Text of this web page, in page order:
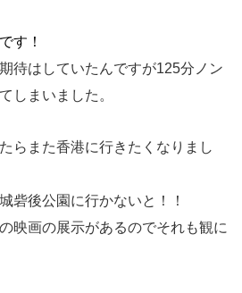
す！
待はしていたんですが125分ノン
しまいました。
らまた香港に行きたくなりまし
砦後公園に行かないと！！
映画の展示があるのでそれも観に